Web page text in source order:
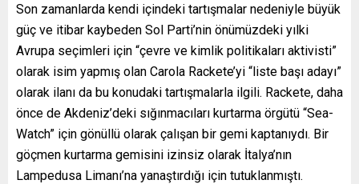
Son zamanlarda kendi içindeki tartışmalar nedeniyle büyük
güç ve itibar kaybeden Sol Parti’nin önümüzdeki yılki
Avrupa seçimleri için “çevre ve kimlik politikaları aktivisti”
olarak isim yapmış olan Carola Rackete’yi “liste başı adayı”
olarak ilanı da bu konudaki tartışmalarla ilgili. Rackete, daha
önce de Akdeniz’deki sığınmacıları kurtarma örgütü “Sea-
Watch” için gönüllü olarak çalışan bir gemi kaptanıydı. Bir
göçmen kurtarma gemisini izinsiz olarak İtalya’nın
Lampedusa Limanı’na yanaştırdığı için tutuklanmıştı.